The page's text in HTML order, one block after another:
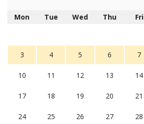
Mon Tue Wed Thu Fri
3 4 5 6 7
10 11 12 13 14
17 18 19 20 21
24 25 26 27 28